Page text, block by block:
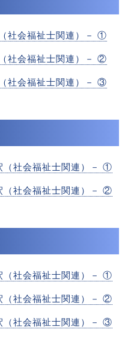
社会福祉士関連）－ ①
社会福祉士関連）－ ②
社会福祉士関連）－ ③
（社会福祉士関連）－ ①
（社会福祉士関連）－ ②
（社会福祉士関連）－ ①
（社会福祉士関連）－ ②
（社会福祉士関連）－ ③